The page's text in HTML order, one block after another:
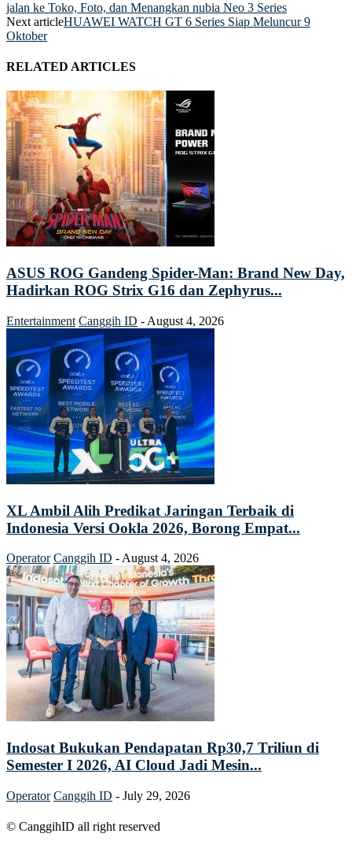
jalan ke Toko, Foto, dan Menangkan nubia Neo 3 Series
Next articleHUAWEI WATCH GT 6 Series Siap Meluncur 9
Oktober
RELATED ARTICLES
ASUS ROG Gandeng Spider-Man: Brand New Day,
Hadirkan ROG Strix G16 dan Zephyrus...
Entertainment Canggih ID - August 4, 2026
XL Ambil Alih Predikat Jaringan Terbaik di
Indonesia Versi Ookla 2026, Borong Empat...
Operator Canggih ID - August 4, 2026
Indosat Bukukan Pendapatan Rp30,7 Triliun di
Semester I 2026, AI Cloud Jadi Mesin...
Operator Canggih ID - July 29, 2026
© CanggihID all right reserved